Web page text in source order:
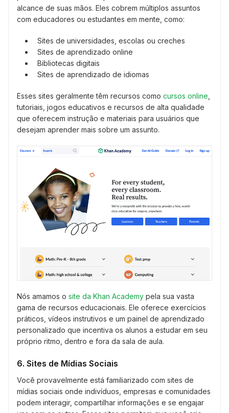
alcance de suas mãos. Eles cobrem múltiplos assuntos
com educadores ou estudantes em mente, como:
Sites de universidades, escolas ou creches
Sites de aprendizado online
Bibliotecas digitais
Sites de aprendizado de idiomas
Esses sites geralmente têm recursos como cursos online
tutoriais, jogos educativos e recursos de alta qualidade
que oferecem instrução e materiais para usuários que
desejam aprender mais sobre um assunto.
Nós amamos o site da Khan Academy pela sua vasta
gama de recursos educacionais. Ele oferece exercícios
práticos, vídeos instrutivos e um painel de aprendizado
personalizado que incentiva os alunos a estudar em seu
próprio ritmo, dentro e fora da sala de aula.
6. Sites de Mídias Sociais
Você provavelmente está familiarizado com sites de
mídias sociais onde indivíduos, empresas e comunidades
podem interagir, compartilhar informações e se engajar